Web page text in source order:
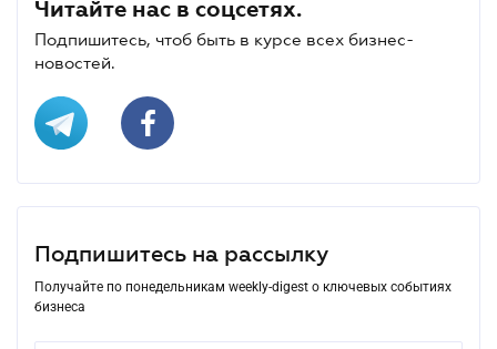
Читайте нас в соцсетях.
Подпишитесь, чтоб быть в курсе всех бизнес-
новостей.
Подпишитесь на рассылку
Получайте по понедельникам weekly-digest о ключевых событиях
бизнеса